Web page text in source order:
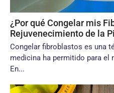
¿Por qué Congelar mis
Rejuvenecimiento de la
Congelar fibroblastos es una
medicina ha permitido para el
En...